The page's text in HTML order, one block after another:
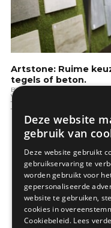
Artstone: Ruime
tegels of beton.
Binnenafwerking
Vloeren
Terras & verhardingen
Tuintips
Mis
Deze website
gebruik van
Deze website gebruikt
gebruikservaring te
worden gebruikt voor
gepersonaliseerde
website te gebruiken,
cookies in
Cookiebeleid. Lees